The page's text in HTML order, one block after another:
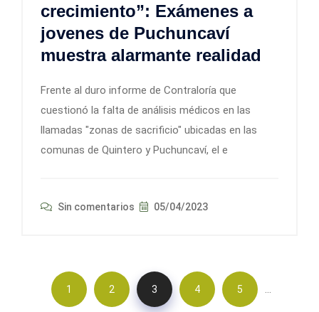
crecimiento”: Exámenes a
jovenes de Puchuncaví
muestra alarmante realidad
Frente al duro informe de Contraloría que
cuestionó la falta de análisis médicos en las
llamadas "zonas de sacrificio" ubicadas en las
comunas de Quintero y Puchuncaví, el e
Sin comentarios 05/04/2023
1 2 3 4 5 …